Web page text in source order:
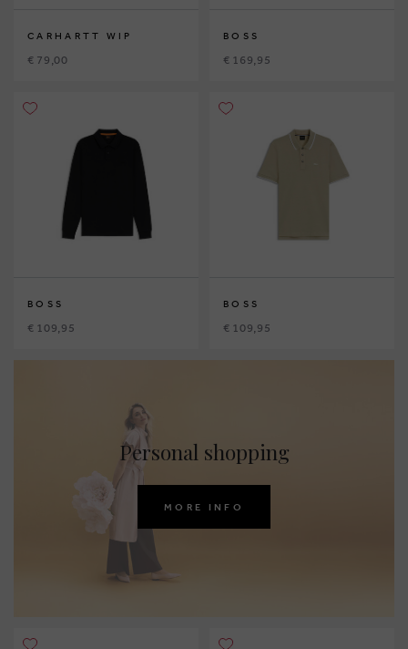
CARHARTT WIP
€ 79,00
BOSS
€ 169,95
BOSS
€ 109,95
BOSS
€ 109,95
Personal shopping
MORE INFO